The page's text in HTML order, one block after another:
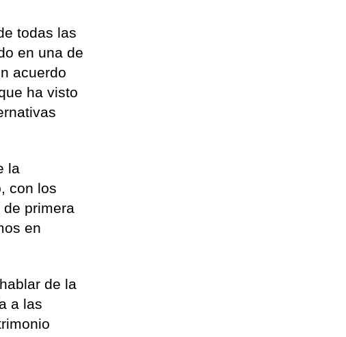
todas las
en una de
acuerdo
ha visto
la
con los
primera
en
de la
a las